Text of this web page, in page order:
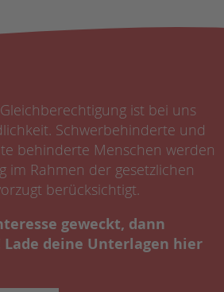
ist bei uns
Schwerbehinderte und
behinderte Menschen werden
im Rahmen der gesetzlichen
berücksichtigt.
geweckt, dann
deine Unterlagen hier